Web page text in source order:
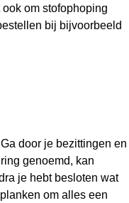
om stofophoping
bij bijvoorbeeld
door je bezittingen en
genoemd, kan
je hebt besloten wat
om alles een